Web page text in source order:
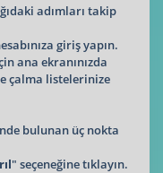
adımları takip
giriş yapın.
ana ekranınızda
çalma listelerinize
bulunan üç nokta
" seçeneğine tıklayın.